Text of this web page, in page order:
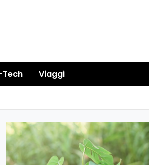
Tech Viaggi